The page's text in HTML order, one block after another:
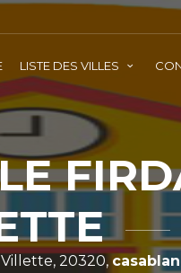
LISTE DES VILLES
Villette, 20320,